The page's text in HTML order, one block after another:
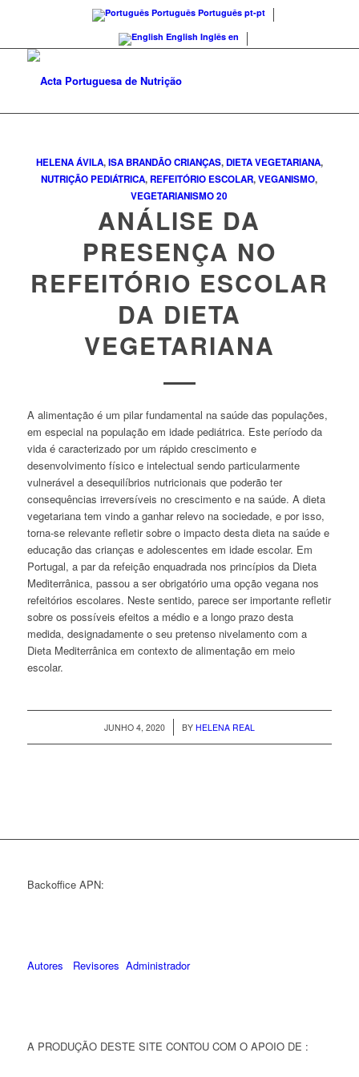
Português Português pt-pt
English Inglês en
HELENA ÁVILA,ISA BRANDÃOCRIANÇAS,DIETA VEGETARIANA,
NUTRIÇÃO PEDIÁTRICA, REFEITÓRIO ESCOLAR,VEGANISMO,
VEGETARIANISMO 20
ANÁLISE DA
PRESENÇA NO
REFEITÓRIO ESCOLAR
DA DIETA
VEGETARIANA
A alimentação é um pilar fundamental na saúde das populações,
em especial na população em idade pediátrica. Este período da
vida é caracterizado por um rápido crescimento e
desenvolvimento físico e intelectual sendo particularmente
vulnerável a desequilíbrios nutricionais que poderão ter
consequências irreversíveis no crescimento e na saúde. A dieta
vegetariana tem vindo a ganhar relevo na sociedade, e por isso,
torna-se relevante refletir sobre o impacto desta dieta na saúde e
educação das crianças e adolescentes em idade escolar. Em
Portugal, a par da refeição enquadrada nos princípios da Dieta
Mediterrânica, passou a ser obrigatório uma opção vegana nos
refeitórios escolares. Neste sentido, parece ser importante refletir
sobre os possíveis efeitos a médio e a longo prazo desta
medida, designadamente o seu pretenso nivelamento com a
Dieta Mediterrânica em contexto de alimentação em meio
escolar.
JUNHO 4, 2020
/ BY HELENA REAL
Backoffice APN:
Autores Revisores Administrador
A PRODUÇÃO DESTE SITE CONTOU COM O APOIO DE :